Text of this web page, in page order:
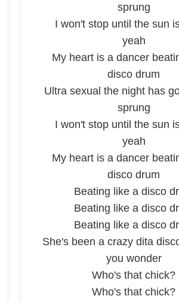
sprung
I won't stop until the sun
yeah
My heart is a dancer
disco drum
Ultra sexual the night has
sprung
I won't stop until the sun
yeah
My heart is a dancer
disco drum
Beating like a disco
Beating like a disco
Beating like a disco
She's been a crazy dita
you wonder
Who's that chick?
Who's that chick?